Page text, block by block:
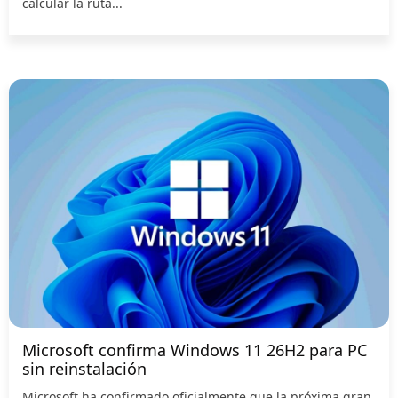
Microsoft confirma Windows 11 26H2 para PC
sin reinstalación